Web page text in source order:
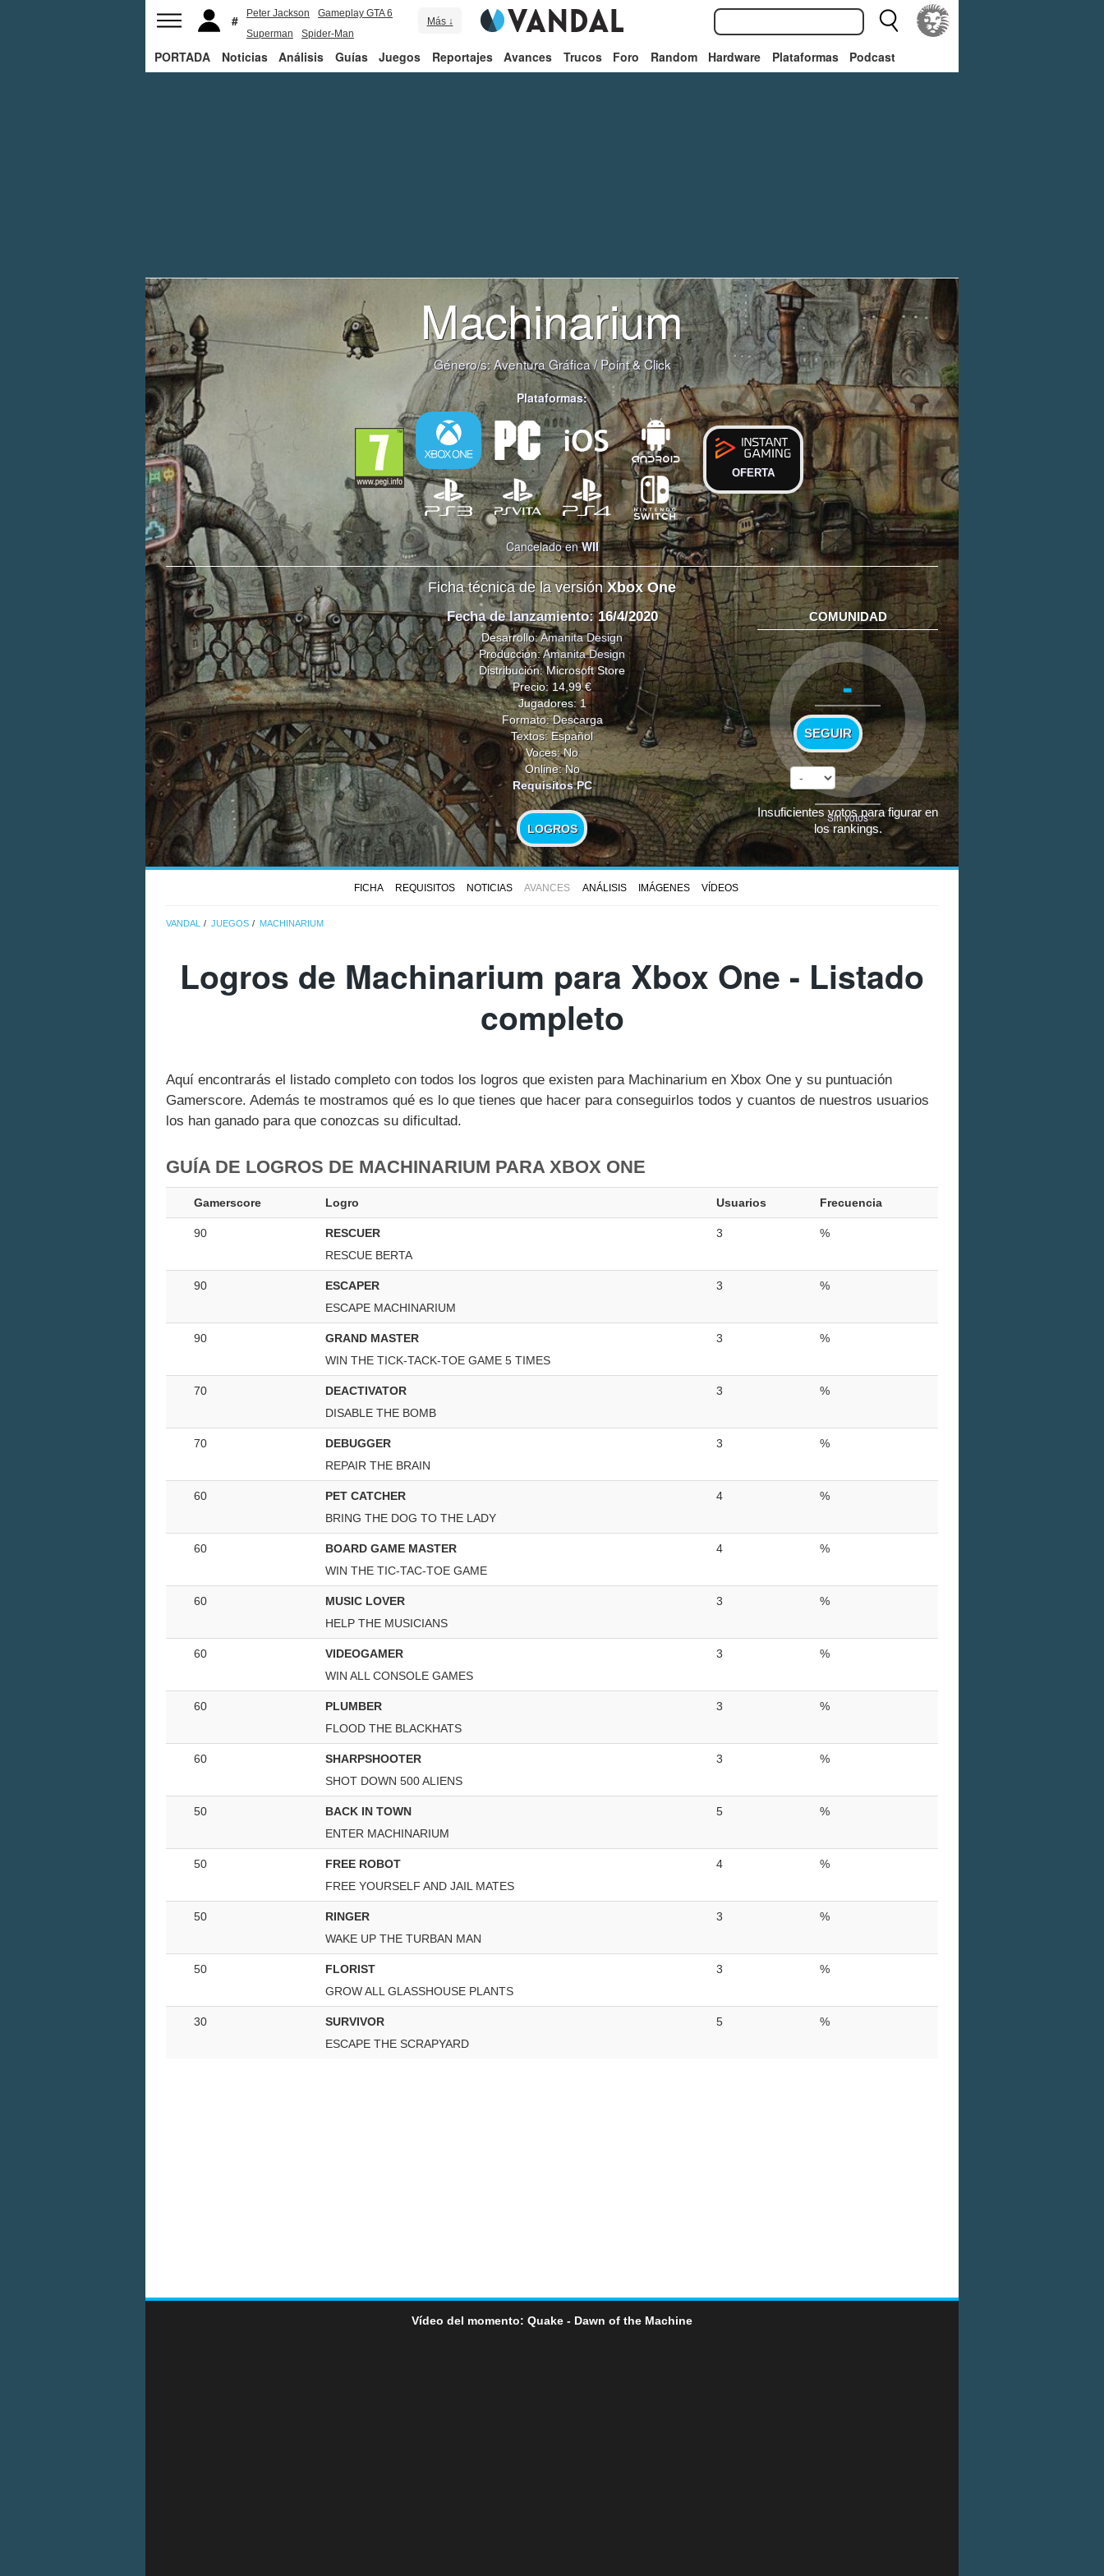
Peter Jackson
Gameplay GTA 6
Superman
Spider-Man
Más ↓
PORTADA Noticias Análisis Guías Juegos Reportajes Avances Trucos Foro Random Hardware Plataformas Podcast
Machinarium
Género/s:Aventura Gráfica/Point & Click
Plataformas:
OFERTA
Cancelado enWII
Ficha técnica de la versiónXbox One
Fecha de lanzamiento: 16/4/2020
Desarrollo:Amanita Design
Producción:Amanita Design
Distribución: Microsoft Store
Precio: 14,99 €
Jugadores: 1
Formato: Descarga
Textos: Español
Voces: No
Online: No
Requisitos PC
LOGROS
COMUNIDAD
-
SEGUIR
Sin votos
Insuficientes votos para figurar en
los rankings.
FICHA REQUISITOS NOTICIAS AVANCES ANÁLISIS IMÁGENES VÍDEOS
VANDAL JUEGOS MACHINARIUM
Logros de Machinarium para Xbox One - Listado
completo
Aquí encontrarás el listado completo con todos los logros que existen para Machinarium en Xbox One y su puntuación
Gamerscore. Además te mostramos qué es lo que tienes que hacer para conseguirlos todos y cuantos de nuestros usuarios
los han ganado para que conozcas su dificultad.
GUÍA DE LOGROS DE MACHINARIUM PARA XBOX ONE
Gamerscore Logro Usuarios Frecuencia
90
RESCUER
RESCUE BERTA
3 %
90
ESCAPER
ESCAPE MACHINARIUM
3 %
90
GRAND MASTER
WIN THE TICK-TACK-TOE GAME 5 TIMES
3 %
70
DEACTIVATOR
DISABLE THE BOMB
3 %
70
DEBUGGER
REPAIR THE BRAIN
3 %
60
PET CATCHER
BRING THE DOG TO THE LADY
4 %
60
BOARD GAME MASTER
WIN THE TIC-TAC-TOE GAME
4 %
60
MUSIC LOVER
HELP THE MUSICIANS
3 %
60
VIDEOGAMER
WIN ALL CONSOLE GAMES
3 %
60
PLUMBER
FLOOD THE BLACKHATS
3 %
60
SHARPSHOOTER
SHOT DOWN 500 ALIENS
3 %
50
BACK IN TOWN
ENTER MACHINARIUM
5 %
50
FREE ROBOT
FREE YOURSELF AND JAIL MATES
4 %
50
RINGER
WAKE UP THE TURBAN MAN
3 %
50
FLORIST
GROW ALL GLASSHOUSE PLANTS
3 %
30
SURVIVOR
ESCAPE THE SCRAPYARD
5 %
Vídeo del momento: Quake - Dawn of the Machine